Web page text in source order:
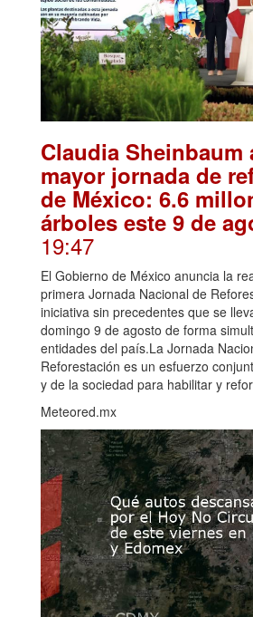
Claudia Sheinbaum
mayor jornada de
de México: 6.6
árboles este 9 de
19:47
El Gobierno de México anuncia la
primera Jornada Nacional de
iniciativa sin precedentes que se
domingo 9 de agosto de forma
entidades del país.La Jornada
Reforestación es un esfuerzo
y de la sociedad para habilitar y refor
Meteored.mx